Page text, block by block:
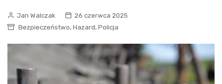
Jan Walczak
26 czerwca 2025
Bezpieczeństwo, Hazard, Policja